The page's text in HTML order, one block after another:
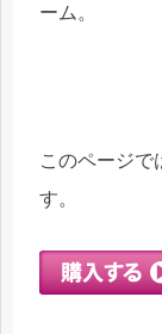
ーム。
このページで
す。